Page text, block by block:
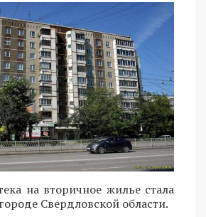
на вторичное жилье стала
Свердловской области.